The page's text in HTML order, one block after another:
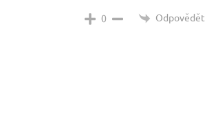
0 Odpovědět